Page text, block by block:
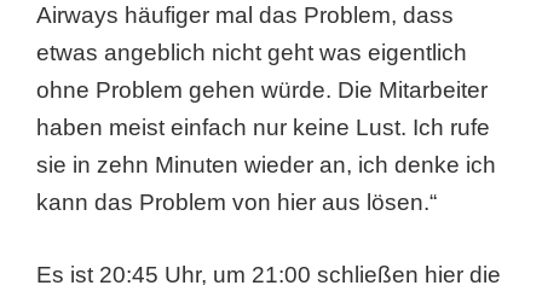
Airways häufiger mal das Problem, dass
etwas angeblich nicht geht was eigentlich
ohne Problem gehen würde. Die Mitarbeiter
haben meist einfach nur keine Lust. Ich rufe
sie in zehn Minuten wieder an, ich denke ich
kann das Problem von hier aus lösen.“
Es ist 20:45 Uhr, um 21:00 schließen hier die